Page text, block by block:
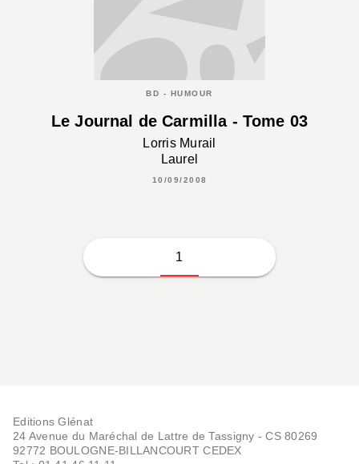
BD - HUMOUR
Le Journal de Carmilla - Tome 03
Lorris Murail
Laurel
10/09/2008
1
Editions Glénat
24 Avenue du Maréchal de Lattre de Tassigny - CS 80269
92772 BOULOGNE-BILLANCOURT CEDEX